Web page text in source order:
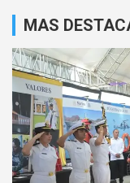
MAS